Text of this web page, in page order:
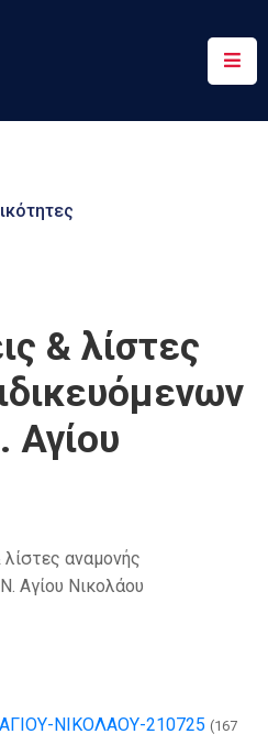
& λίστες
Αγίου
αναμονής
Αγίου Νικολάου
ΝΙΚΟΛΑΟΥ-210725 (167